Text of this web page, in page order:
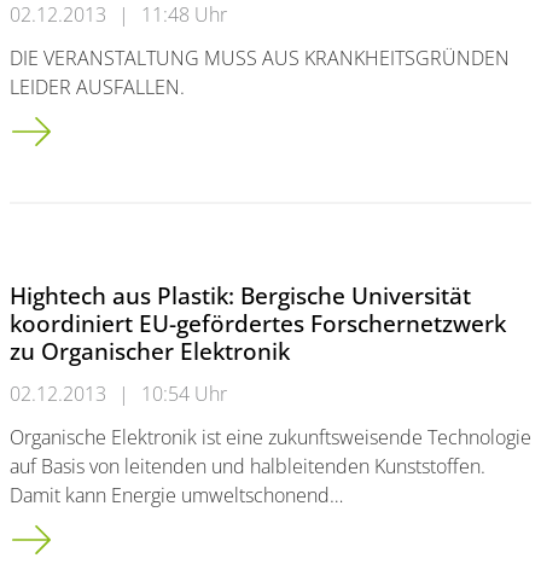
02.12.2013 |
11:48 Uhr
DIE VERANSTALTUNG MUSS AUS KRANKHEITSGRÜNDEN
LEIDER AUSFALLEN.
„Auschwitz als Unterrichtsthema“: Vortrag von Historiker
Hightech aus Plastik: Bergische Universität
koordiniert EU-gefördertes Forschernetzwerk
zu Organischer Elektronik
02.12.2013 |
10:54 Uhr
Organische Elektronik ist eine zukunftsweisende Technologie
auf Basis von leitenden und halbleitenden Kunststoffen.
Damit kann Energie umweltschonend…
Hightech aus Plastik: Bergische Universität koordiniert EU-